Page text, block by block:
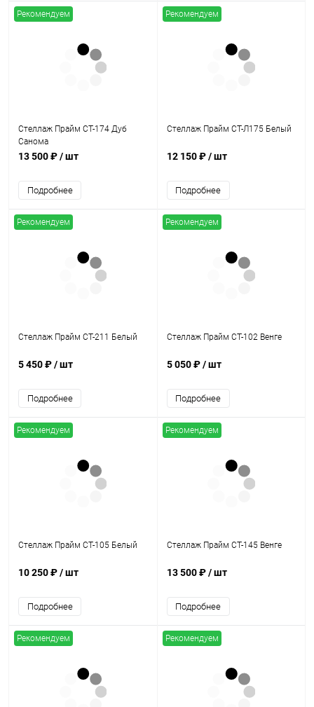
Рекомендуем
Стеллаж Прайм СТ-174 Дуб
Санома
13 500 ₽/ шт
Подробнее
Рекомендуем
Стеллаж Прайм СТ-Л175 Белый
12 150 ₽/ шт
Подробнее
Рекомендуем
Стеллаж Прайм СТ-211 Белый
5 450 ₽/ шт
Подробнее
Рекомендуем
Стеллаж Прайм СТ-102 Венге
5 050 ₽/ шт
Подробнее
Рекомендуем
Стеллаж Прайм СТ-105 Белый
10 250 ₽/ шт
Подробнее
Рекомендуем
Стеллаж Прайм СТ-145 Венге
13 500 ₽/ шт
Подробнее
Рекомендуем Рекомендуем